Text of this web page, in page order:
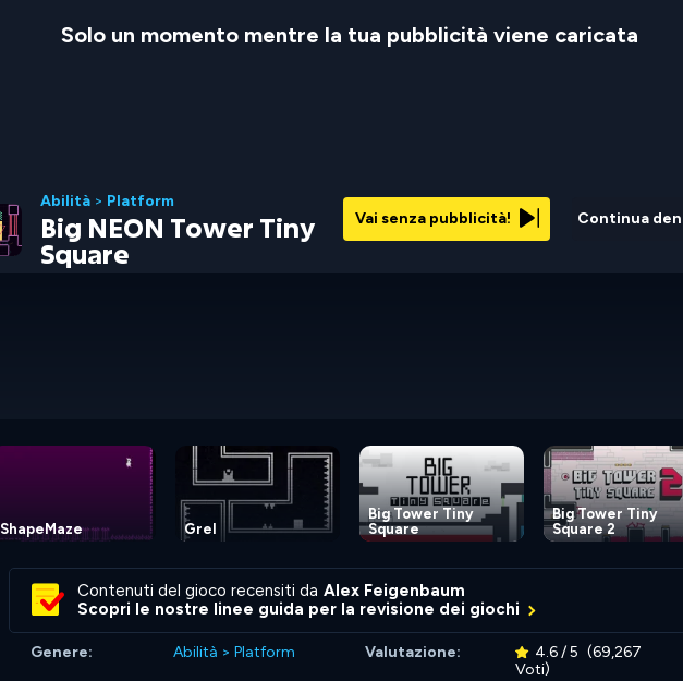
Solo un momento mentre la tua pubblicità viene caricata
Continua
Vai senza pubblicità!
Abilità > Platform
Big NEON Tower Tiny
Square
ShapeMaze Grel
Big Tower Tiny
Square
Big Tower Tiny
Square 2
Contenuti del gioco recensiti da Alex Feigenbaum
Scopri le nostre linee guida per la revisione dei giochi
Genere: Abilità > Platform Valutazione: 4.6 / 5 (69,267
Voti)